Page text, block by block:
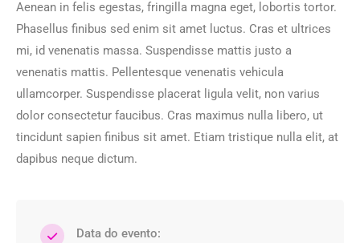
Aenean in felis egestas, fringilla magna eget, lobortis tortor.
Phasellus finibus sed enim sit amet luctus. Cras et ultrices
mi, id venenatis massa. Suspendisse mattis justo a
venenatis mattis. Pellentesque venenatis vehicula
ullamcorper. Suspendisse placerat ligula velit, non varius
dolor consectetur faucibus. Cras maximus nulla libero, ut
tincidunt sapien finibus sit amet. Etiam tristique nulla elit, at
dapibus neque dictum.
Data do evento: